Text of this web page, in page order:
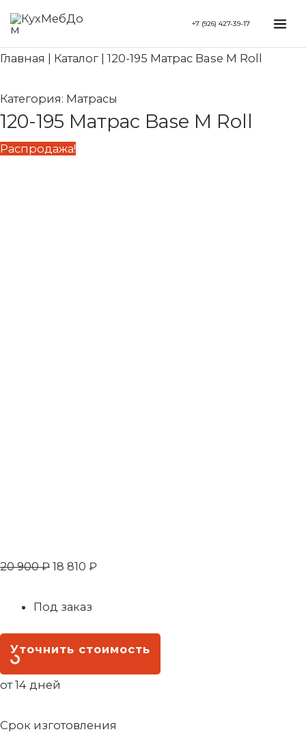
Перейти
содержимому
+7 (926) 427-39-17
Главная Каталог 120-195 Матрас Base M Roll
Категория: Матрасы
120-195 Матрас Base M Roll
Распродажа!
20 900₽
Первоначальная
составляла
900 ₽.
18 810 ₽
18
Под заказ
Уточнить стоимость
от 14 дней
Срок изготовления
Search...